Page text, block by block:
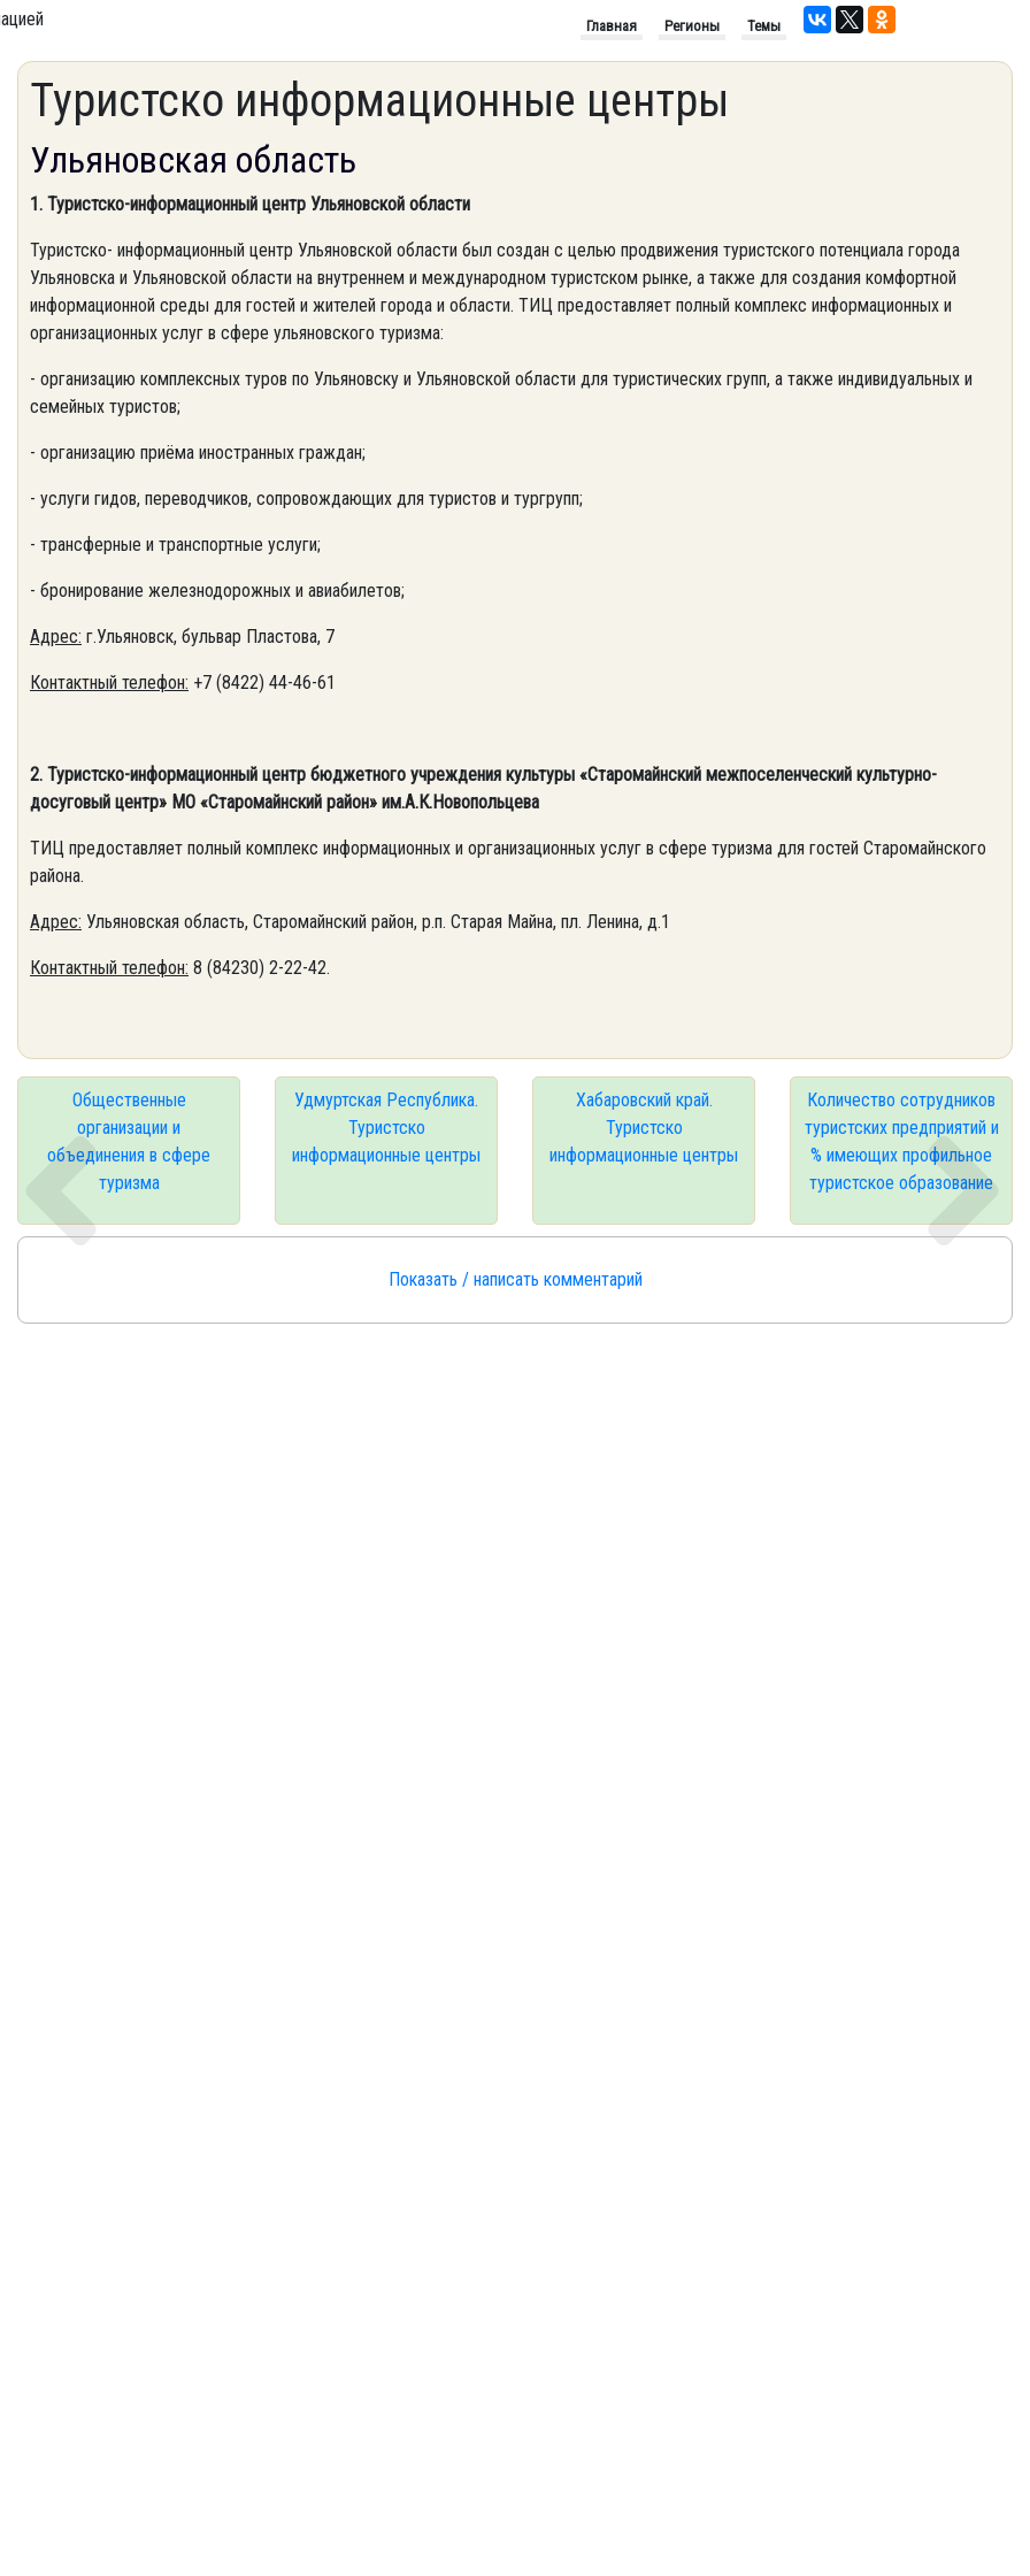
Главная Регионы Темы
Туристско информационные центры
Ульяновская область
1. Туристско-информационный центр Ульяновской области
Туристско- информационный центр Ульяновской области был создан с целью продвижения туристского потенциала города
Ульяновска и Ульяновской области на внутреннем и международном туристском рынке, а также для создания комфортной
информационной среды для гостей и жителей города и области. ТИЦ предоставляет полный комплекс информационных и
организационных услуг в сфере ульяновского туризма:
- организацию комплексных туров по Ульяновску и Ульяновской области для туристических групп, а также индивидуальных и
семейных туристов;
- организацию приёма иностранных граждан;
- услуги гидов, переводчиков, сопровождающих для туристов и тургрупп;
- трансферные и транспортные услуги;
- бронирование железнодорожных и авиабилетов;
Адрес: г.Ульяновск, бульвар Пластова, 7
Контактный телефон: +7 (8422) 44-46-61
2. Туристско-информационный центр бюджетного учреждения культуры «Старомайнский межпоселенческий культурно-
досуговый центр» МО «Старомайнский район» им.А.К.Новопольцева
ТИЦ предоставляет полный комплекс информационных и организационных услуг в сфере туризма для гостей Старомайнского
района.
Адрес: Ульяновская область, Старомайнский район, р.п. Старая Майна, пл. Ленина, д.1
Контактный телефон: 8 (84230) 2-22-42.
Общественные
организации и
объединения в сфере
туризма
Удмуртская Республика.
Туристско
информационные центры
Хабаровский край.
Туристско
информационные центры
Количество сотрудников
туристских предприятий и
% имеющих профильное
туристское образование
Показать / написать комментарий